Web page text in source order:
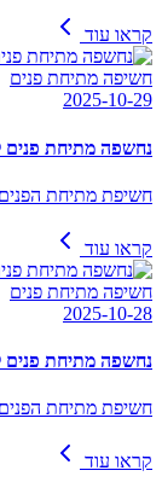
קראו עוד
חשיפה מתיחת פנים
2025-10-29
נחשפה מתיחת פנים
חשיפת מתיחת
קראו עוד
חשיפה מתיחת פנים
2025-10-28
נחשפה מתיחת פנים
חשיפת מתיחת
קראו עוד